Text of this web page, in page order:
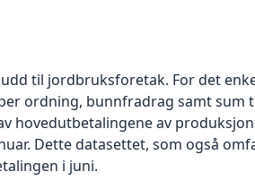
til jordbruksforetak. For det
ordning, bunnfradrag samt sum
hovedutbetalingene av
Dette datasettet, som også
i juni.